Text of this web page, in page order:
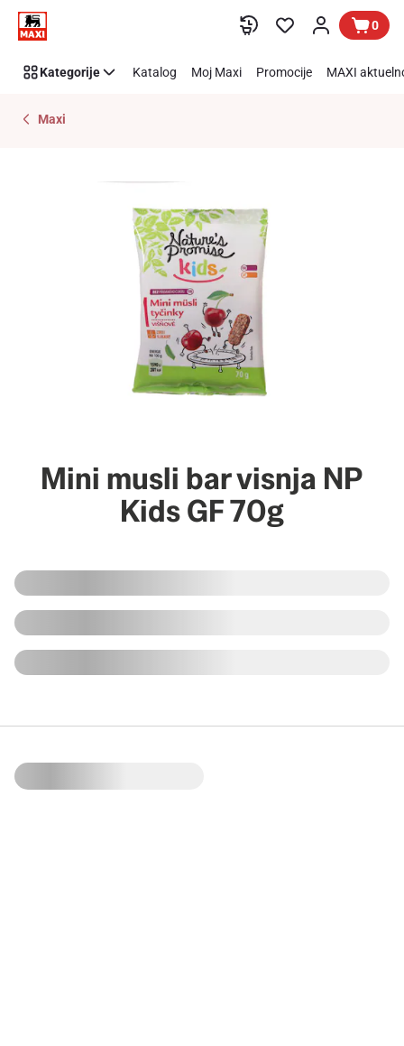
Preskoči link 0
Kategorije Katalog Moj Maxi Promocije MAXI
Maxi
Mini musli bar visnja NP
Kids GF 70g